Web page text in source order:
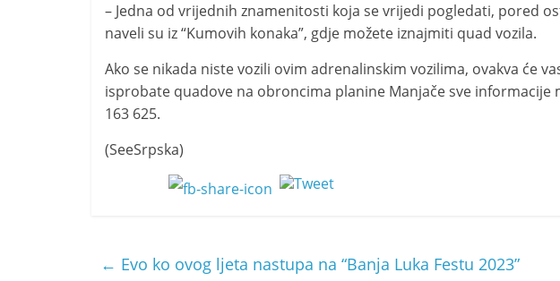
– Jedna od vrijednih znamenitosti koja se vrijedi pogledati, pored
naveli su iz “Kumovih konaka”, gdje možete iznajmiti quad vozila.
Ako se nikada niste vozili ovim adrenalinskim vozilima, ovakva će
isprobate quadove na obroncima planine Manjače sve
163 625.
(SeeSrpska)
← Evo ko ovog ljeta nastupa na “Banja Luka Festu 2023”